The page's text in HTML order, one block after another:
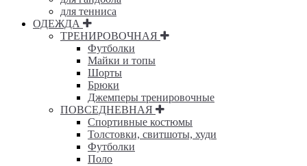
для тенниса
ОДЕЖДА
ТРЕНИРОВОЧНАЯ
Футболки
Майки и топы
Шорты
Брюки
Джемперы тренировочные
ПОВСЕДНЕВНАЯ
Спортивные костюмы
Толстовки, свитшоты, худи
Футболки
Поло